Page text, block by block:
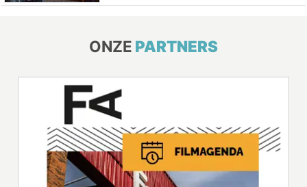
ONZE PARTNERS